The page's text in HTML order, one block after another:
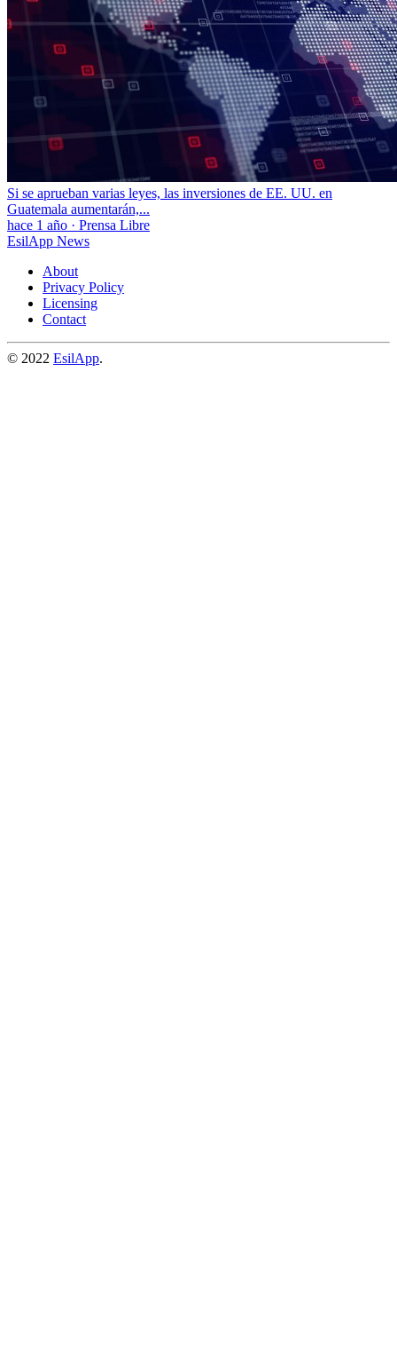
Si se aprueban varias leyes, las inversiones de EE. UU. en
Guatemala aumentarán,...
hace 1 año · Prensa Libre
EsilApp News
About
Privacy Policy
Licensing
Contact
© 2022 EsilApp.